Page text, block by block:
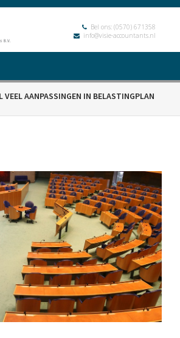
Bel ons: (0570) 671358
info@visie-accountants.nl
VEEL AANPASSINGEN IN BELASTINGPLAN